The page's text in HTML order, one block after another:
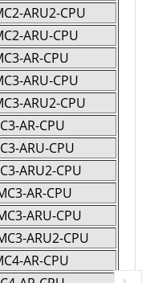
ARU2-CPU
ARU-CPU
AR-CPU
ARU-CPU
ARU2-CPU
AR-CPU
ARU-CPU
ARU2-CPU
AR-CPU
ARU-CPU
ARU2-CPU
AR-CPU